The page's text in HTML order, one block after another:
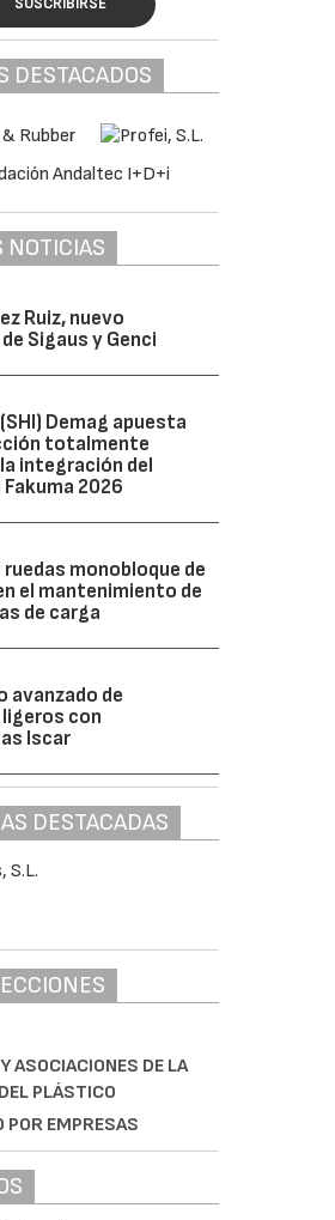
SUSCRIBIRSE
DESTACADOS
NOTICIAS
Ruiz, nuevo
Sigaus y Genci
Demag apuesta
totalmente
integración del
2026
ruedas monobloque de
el mantenimiento de
de carga
avanzado de
con
Iscar
DESTACADAS
ASOCIACIONES DE LA
PLÁSTICO
POR EMPRESAS